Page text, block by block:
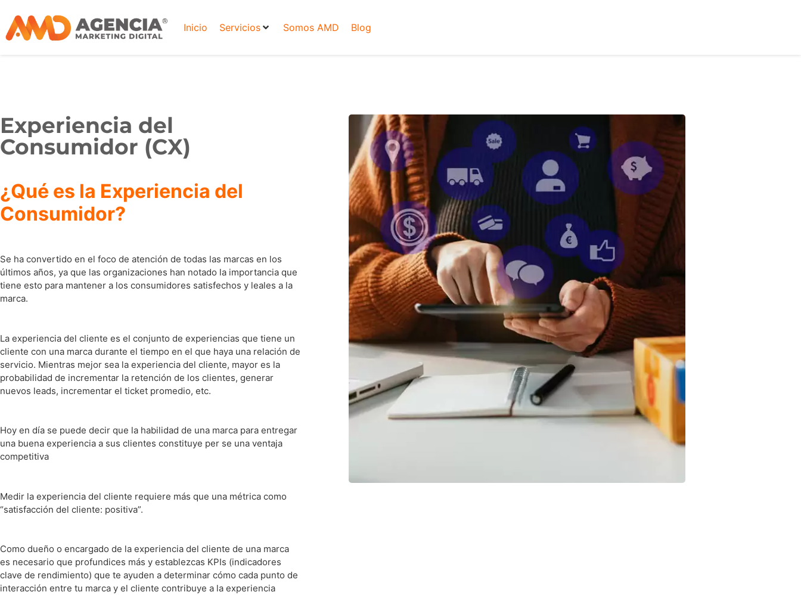
Inicio Servicios Somos AMD Blog
Experiencia del
Consumidor (CX)
¿Qué es la Experiencia del
Consumidor?
Se ha convertido en el foco de atención de todas las marcas en los
últimos años, ya que las organizaciones han notado la importancia que
tiene esto para mantener a los consumidores satisfechos y leales a la
marca.
La experiencia del cliente es el conjunto de experiencias que tiene un
cliente con una marca durante el tiempo en el que haya una relación de
servicio. Mientras mejor sea la experiencia del cliente, mayor es la
probabilidad de incrementar la retención de los clientes, generar
nuevos leads, incrementar el ticket promedio, etc.
Hoy en día se puede decir que la habilidad de una marca para entregar
una buena experiencia a sus clientes constituye per se una ventaja
competitiva
Medir la experiencia del cliente requiere más que una métrica como
“satisfacción del cliente: positiva”.
Como dueño o encargado de la experiencia del cliente de una marca
es necesario que profundices más y establezcas KPIs (indicadores
clave de rendimiento) que te ayuden a determinar cómo cada punto de
interacción entre tu marca y el cliente contribuye a la experiencia